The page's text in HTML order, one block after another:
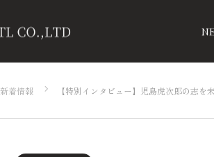
新着情報
【特別インタビュー】児島虎次郎の志